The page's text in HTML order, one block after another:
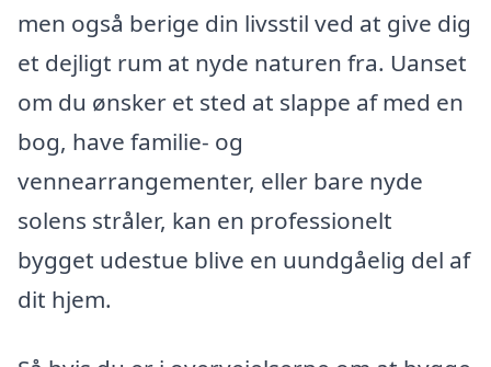
men også berige din livsstil ved at give dig
et dejligt rum at nyde naturen fra. Uanset
om du ønsker et sted at slappe af med en
bog, have familie- og
vennearrangementer, eller bare nyde
solens stråler, kan en professionelt
bygget udestue blive en uundgåelig del af
dit hjem.